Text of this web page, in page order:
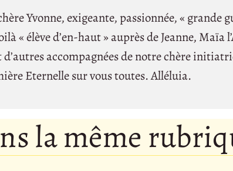
Yvonne, exigeante, passionnée, « grande
« élève d’en-haut » auprès de Jeanne,
accompagnées de notre chère
Eternelle sur vous toutes. Alléluia.
la même